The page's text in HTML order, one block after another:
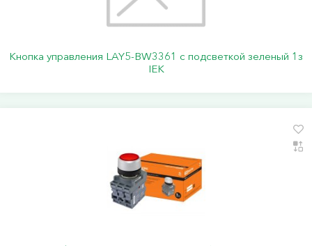
Кнопка управления LAY5-BW3361 с подсветкой зеленый 1з
IEK